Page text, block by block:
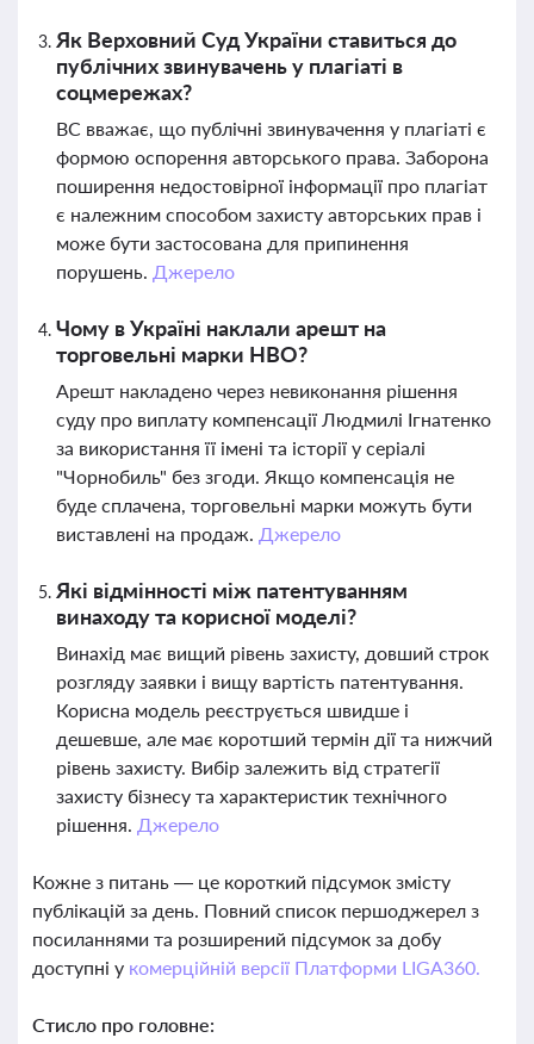
Як Верховний Суд України ставиться до
публічних звинувачень у плагіаті в
соцмережах?
ВС вважає, що публічні звинувачення у плагіаті є
формою оспорення авторського права. Заборона
поширення недостовірної інформації про плагіат
є належним способом захисту авторських прав і
може бути застосована для припинення
порушень. Джерело
Чому в Україні наклали арешт на
торговельні марки HBO?
Арешт накладено через невиконання рішення
суду про виплату компенсації Людмилі Ігнатенко
за використання її імені та історії у серіалі
"Чорнобиль" без згоди. Якщо компенсація не
буде сплачена, торговельні марки можуть бути
виставлені на продаж. Джерело
Які відмінності між патентуванням
винаходу та корисної моделі?
Винахід має вищий рівень захисту, довший строк
розгляду заявки і вищу вартість патентування.
Корисна модель реєструється швидше і
дешевше, але має коротший термін дії та нижчий
рівень захисту. Вибір залежить від стратегії
захисту бізнесу та характеристик технічного
рішення. Джерело
Кожне з питань — це короткий підсумок змісту
публікацій за день. Повний список першоджерел з
посиланнями та розширений підсумок за добу
доступні у комерційній версії Платформи LIGA360.
Стисло про головне: